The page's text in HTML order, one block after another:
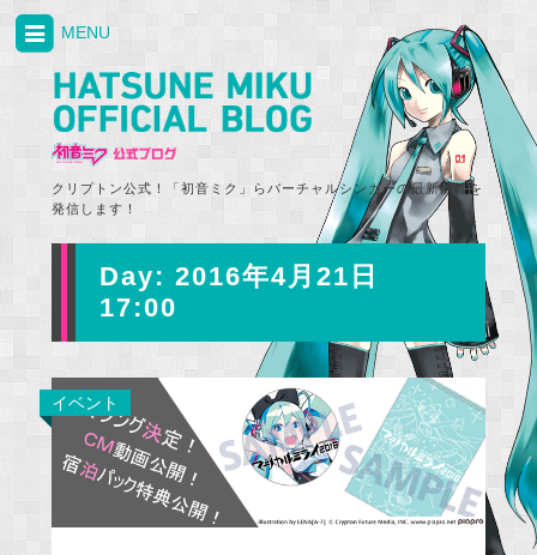
クリプトン公式！「初音ミク」らバーチャルシンガーの最新情報を
発信します！
MENU
Day: 2016年4月21日
17:00
イベント